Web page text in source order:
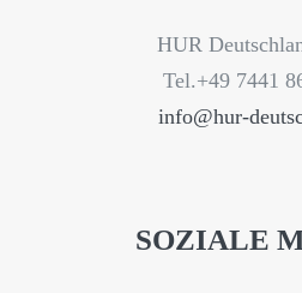
HUR
Tel.+49 7441
info@hur-
SOZIALE